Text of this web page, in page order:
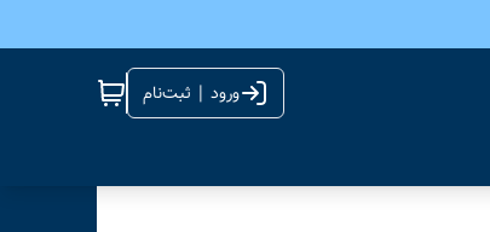
ورود | ثبت‌نام